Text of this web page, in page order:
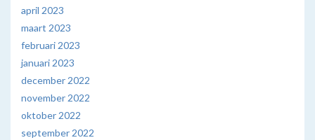
april 2023
maart 2023
februari 2023
januari 2023
december 2022
november 2022
oktober 2022
september 2022